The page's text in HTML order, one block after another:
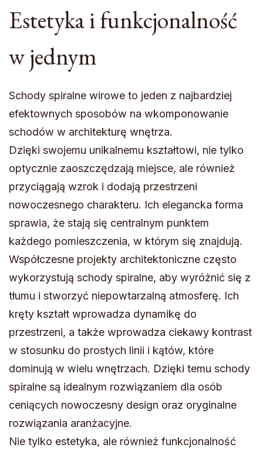
Estetyka i funkcjonalność
w jednym
Schody spiralne wirowe to jeden z najbardziej
efektownych sposobów na wkomponowanie
schodów w architekturę wnętrza.
Dzięki swojemu unikalnemu kształtowi, nie tylko
optycznie zaoszczędzają miejsce, ale również
przyciągają wzrok i dodają przestrzeni
nowoczesnego charakteru. Ich elegancka forma
sprawia, że stają się centralnym punktem
każdego pomieszczenia, w którym się znajdują.
Współczesne projekty architektoniczne często
wykorzystują schody spiralne, aby wyróżnić się z
tłumu i stworzyć niepowtarzalną atmosferę. Ich
kręty kształt wprowadza dynamikę do
przestrzeni, a także wprowadza ciekawy kontrast
w stosunku do prostych linii i kątów, które
dominują w wielu wnętrzach. Dzięki temu schody
spiralne są idealnym rozwiązaniem dla osób
ceniących nowoczesny design oraz oryginalne
rozwiązania aranżacyjne.
Nie tylko estetyka, ale również funkcjonalność